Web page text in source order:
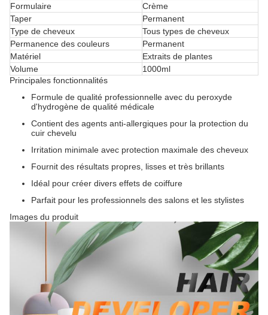
Formulaire
Crème
Taper
Permanent
Type de cheveux
Tous types de cheveux
Permanence des couleurs
Permanent
Matériel
Extraits de plantes
Volume
1000ml
Principales fonctionnalités
Formule de qualité professionnelle avec du peroxyde
d'hydrogène de qualité médicale
Contient des agents anti-allergiques pour la protection du
cuir chevelu
Irritation minimale avec protection maximale des cheveux
Fournit des résultats propres, lisses et très brillants
Idéal pour créer divers effets de coiffure
Parfait pour les professionnels des salons et les stylistes
Images du produit